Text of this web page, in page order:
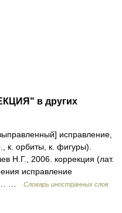
в других
исправление,
к. орбиты, к. фигуры).
Н.Г., 2006. коррекция (лат.
исправление
…
Словарь иностранных слов